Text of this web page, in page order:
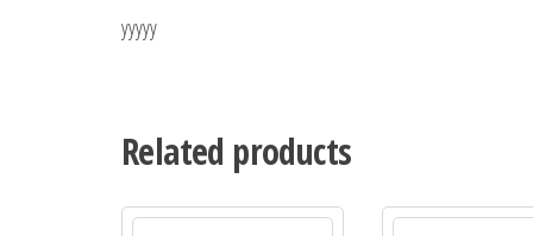
yyyyy
Related products